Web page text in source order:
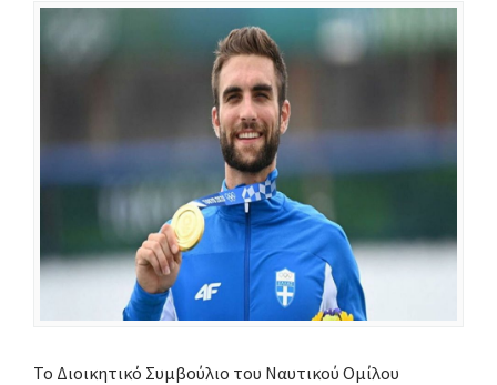
Το Διοικητικό Συμβούλιο του Ναυτικού Ομίλου